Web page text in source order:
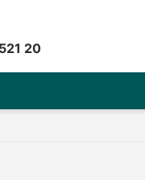
20